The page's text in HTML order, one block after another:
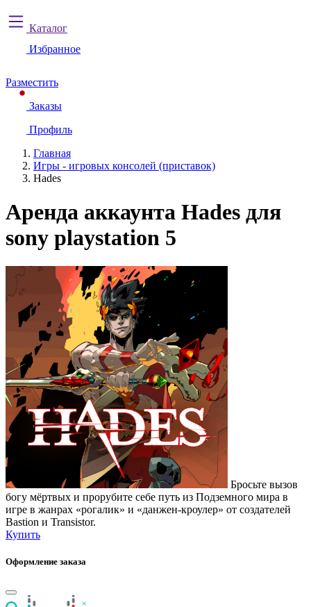
Каталог
Избранное
Разместить
Заказы
Профиль
Главная
Игры - игровых консолей (приставок)
Hades
Аренда аккаунта Hades для
sony playstation 5
Бросьте вызов
богу мёртвых и прорубите себе путь из Подземного мира в
игре в жанрах «рогалик» и «данжен-кроулер» от создателей
Bastion и Transistor.
Купить
Оформление заказа